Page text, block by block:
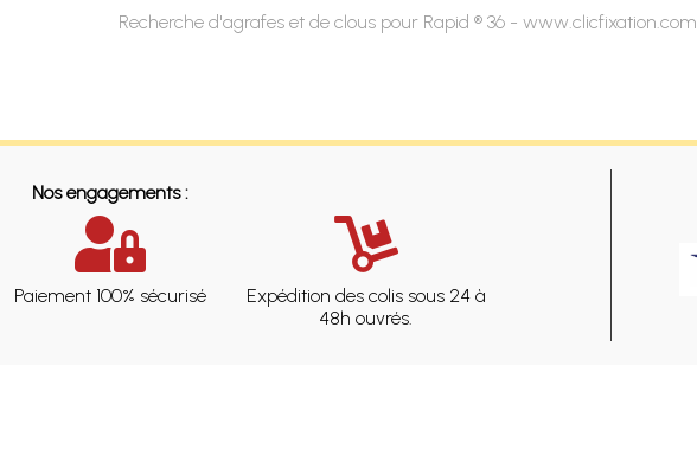
Recherche d'agrafes et de clous pour Rapid ® 36 - www.clicfixation.com
Nos engagements :
Paiement 100% sécurisé
Expédition des colis sous 24 à
48h ouvrés.